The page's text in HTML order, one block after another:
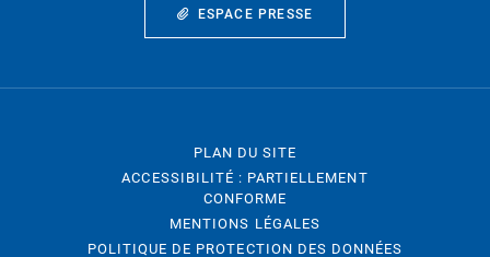
ESPACE PRESSE
PLAN DU SITE
ACCESSIBILITÉ : PARTIELLEMENT
CONFORME
MENTIONS LÉGALES
POLITIQUE DE PROTECTION DES DONNÉES